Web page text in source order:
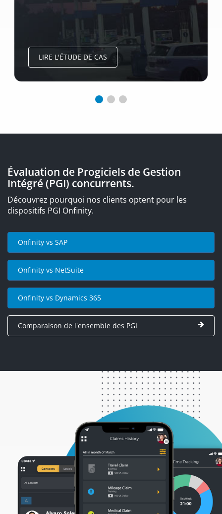
LIRE L'ÉTUDE DE CAS
Évaluation de Progiciels de Gestion
Intégré (PGI) concurrents.
Découvrez pourquoi nos clients optent pour les
dispositifs PGI Onfinity.
Onfinity vs SAP
Onfinity vs NetSuite
Onfinity vs Dynamics 365
Comparaison de l'ensemble des PGI